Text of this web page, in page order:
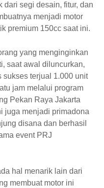
dari segi desain, fitur, dan
menjadi motor
premium 150cc saat ini.
yang menginginkan
saat awal diluncurkan,
sukses terjual 1.000 unit
jam melalui program
Pekan Raya Jakarta
juga menjadi primadona
disana dan berhasil
event PRJ
hal menarik lain dari
membuat motor ini